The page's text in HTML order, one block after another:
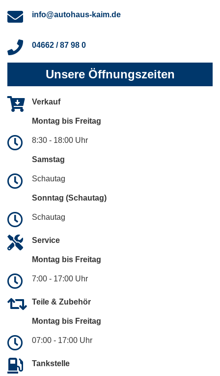
info@autohaus-kaim.de
04662 / 87 98 0
Unsere Öffnungszeiten
Verkauf
Montag bis Freitag
8:30 - 18:00 Uhr
Samstag
Schautag
Sonntag (Schautag)
Schautag
Service
Montag bis Freitag
7:00 - 17:00 Uhr
Teile & Zubehör
Montag bis Freitag
07:00 - 17:00 Uhr
Tankstelle